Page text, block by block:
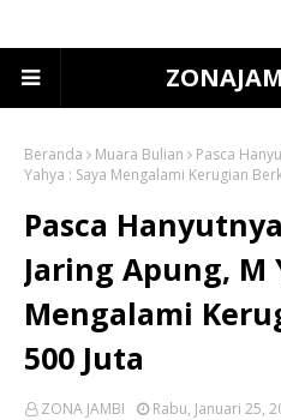
Beranda Muara Bulian
Pasca
Yahya : Saya Mengalami Kerugian
Pasca
Jaring Apung, M
Mengalami
500 Juta
ZONA JAMBI Rabu, Januari 25,